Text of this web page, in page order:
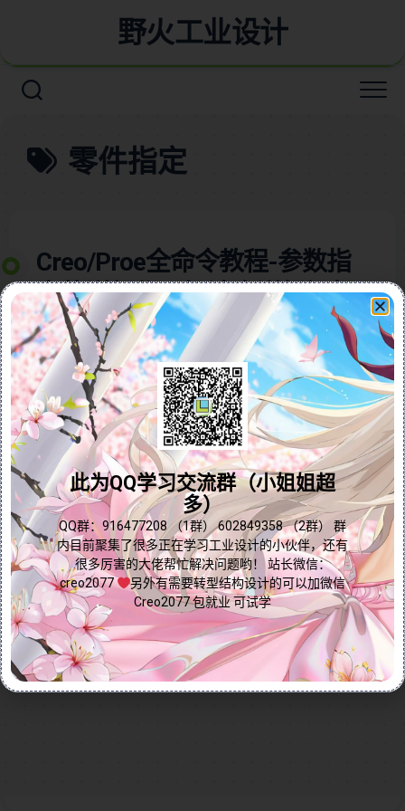
野火工业设计
零件指定
Creo/Proe全命令教程-参数指
定的详细作用解读含详细视频
教程
本视频教程含图文详细讲解了在Creo/ProE软件中如何
使用“指定”功能，这是一项强大的工具，能够将设计参
数导入到BOM（物料清单）或PDM（产品数据管理）系
统中，方便后续的物料管理和数据管理。教程演示了用
户只需勾选并指定相关参数，即可在BOM或PDM系统中
调用这些参数，从而提升设计与管理效率。无论您是
Creo/ProE初学者还是希望优化数据管理流程的专业人
士，本视频都能为您提供实用指导，助您轻松掌握“指
定”功能，优化设计与生产流程！
Continue reading...
2024-12-16 by免费Creo教程
Creo全命令教程
模型意图
0
此为QQ学习交流群（小姐姐超
多）
QQ群：916477208 （1群） 602849358 （2群） 群
内目前聚集了很多正在学习工业设计的小伙伴，还有
很多厉害的大佬帮忙解决问题哟！ 站长微信：
creo2077
另外有需要转型结构设计的可以加微信
Creo2077 包就业 可试学
问题答疑♥资料白嫖
群内有大量学习资料哟~
点我直接加群嘛